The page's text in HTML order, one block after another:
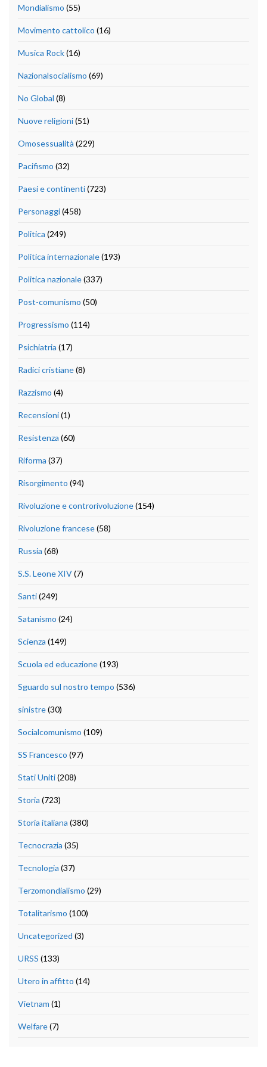
Mondialismo (55)
Movimento cattolico (16)
Musica Rock(16)
Nazionalsocialismo (69)
No Global (8)
Nuove religioni(51)
Omosessualità (229)
Pacifismo (32)
Paesi e continenti(723)
Personaggi(458)
Politica (249)
Politica internazionale(193)
Politica nazionale(337)
Post-comunismo (50)
Progressismo (114)
Psichiatria (17)
Radici cristiane(8)
Razzismo (4)
Recensioni(1)
Resistenza (60)
Riforma (37)
Risorgimento (94)
Rivoluzione e controrivoluzione(154)
Rivoluzione francese(58)
Russia (68)
S.S. Leone XIV(7)
Santi(249)
Satanismo (24)
Scienza (149)
Scuola ed educazione(193)
Sguardo sul nostro tempo (536)
sinistre(30)
Socialcomunismo (109)
SS Francesco (97)
Stati Uniti(208)
Storia (723)
Storia italiana (380)
Tecnocrazia (35)
Tecnologia (37)
Terzomondialismo (29)
Totalitarismo (100)
Uncategorized (3)
URSS (133)
Utero in affitto (14)
Vietnam (1)
Welfare(7)